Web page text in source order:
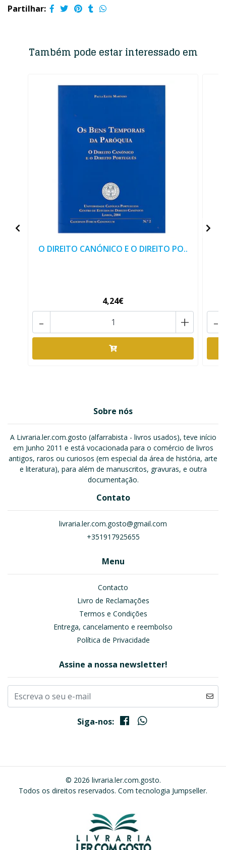
Partilhar:
Também pode estar interessado em
O DIREITO CANÓNICO E O DIREITO PO..
4,24€
+
- -
Sobre nós
A Livraria.ler.com.gosto (alfarrabista - livros usados), teve início
em Junho 2011 e está vocacionada para o comércio de livros
antigos, raros ou curiosos (em especial da área de história, arte
e literatura), para além de manuscritos, gravuras, e outra
documentação.
Contato
livraria.ler.com.gosto@gmail.com
+351917925655
Menu
Contacto
Livro de Reclamações
Termos e Condições
Entrega, cancelamento e reembolso
Política de Privacidade
Assine a nossa newsletter!
Siga-nos:
© 2026 livraria.ler.com.gosto.
Todos os direitos reservados. Com tecnologia Jumpseller.